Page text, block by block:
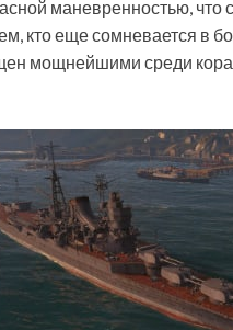
маневренностью,
кто еще сомневается в
мощнейшими среди